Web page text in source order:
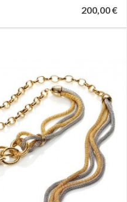
200,00 €